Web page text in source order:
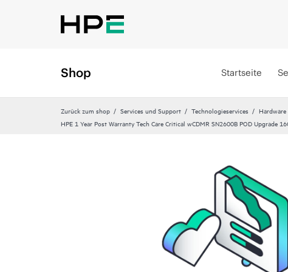
Shop Startseite
Zurück zum shop Services und Support Technologieservices
HPE 1 Year Post Warranty Tech Care Critical wCDMR SN2600B POD Upgrade